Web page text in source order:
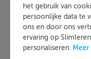
3. Haal
in huis
Je kind leert de
het gebruik van
persoonlijke data te
ons en door ons
ervaring op
personaliseren. Meer